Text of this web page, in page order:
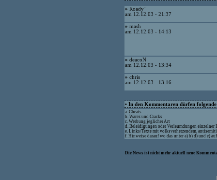
» Roady`
am 12.12.03 - 21:37
» mash
am 12.12.03 - 14:13
» deacoN
am 12.12.03 - 13:34
» chris
am 12.12.03 - 13:16
• In den Kommentaren dürfen
a. Cheats
b. Warez und Cracks
c. Werbung jeglicher Art
d. Beleidigungen oder Verleumdungen einzelner
e. Links/Texte mit volksverhetzendem,
f. Hinweise darauf wo das unter a) b) d) und e)
Die News ist nicht mehr aktuell neue